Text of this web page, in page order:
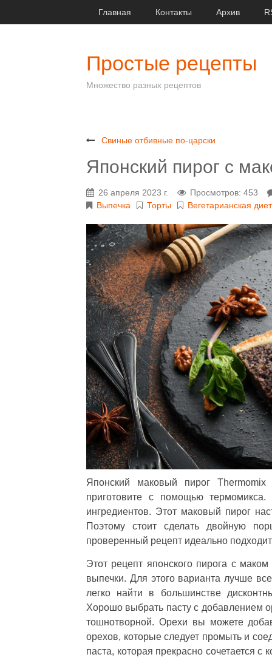
Главная Контакты Архив
Простые рецепты
Множество разных рецептов
Свиные отбивные по-царски
Японский пирог с
26 апреля 2023 г. Просмотров: 453
Выпечка
Торты Вегетарианская
Японский маковый пирог
приготовите с помощью
ингредиентов. Этот маковый пирог
Поэтому стоит сделать двойную
проверенный рецепт идеально
Этот рецепт японского пирога с
выпечки. Для этого варианта лучше
легко найти в большинстве
Хорошо выбрать пасту с добавлением
тошнотворной. Орехи вы можете
орехов, которые следует промыть и
паста, которая прекрасно сочетается